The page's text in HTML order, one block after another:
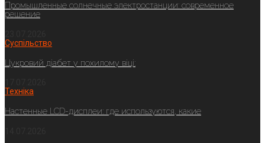
Промышленные солнечные электростанции: современное
решение
Суспільство
Цукровий діабет у похилому віці:
Техніка
Настенные LCD-дисплеи: где используются, какие